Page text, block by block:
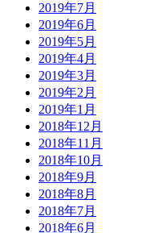
2019年7月
2019年6月
2019年5月
2019年4月
2019年3月
2019年2月
2019年1月
2018年12月
2018年11月
2018年10月
2018年9月
2018年8月
2018年7月
2018年6月